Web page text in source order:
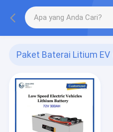
Paket Baterai Litium EV